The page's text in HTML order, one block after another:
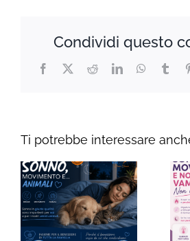
Condividi questo
Facebook
X RedditLinkedIn
Ti potrebbe interessare